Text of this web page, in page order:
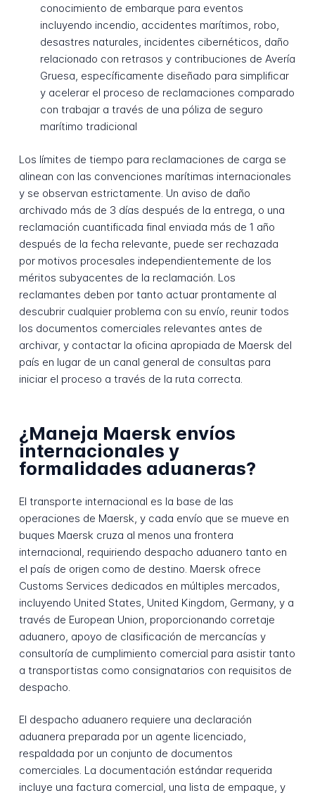
conocimiento de embarque para eventos
incluyendo incendio, accidentes marítimos, robo,
desastres naturales, incidentes cibernéticos, daño
relacionado con retrasos y contribuciones de Avería
Gruesa, específicamente diseñado para simplificar
y acelerar el proceso de reclamaciones comparado
con trabajar a través de una póliza de seguro
marítimo tradicional
Los límites de tiempo para reclamaciones de carga se
alinean con las convenciones marítimas internacionales
y se observan estrictamente. Un aviso de daño
archivado más de 3 días después de la entrega, o una
reclamación cuantificada final enviada más de 1 año
después de la fecha relevante, puede ser rechazada
por motivos procesales independientemente de los
méritos subyacentes de la reclamación. Los
reclamantes deben por tanto actuar prontamente al
descubrir cualquier problema con su envío, reunir todos
los documentos comerciales relevantes antes de
archivar, y contactar la oficina apropiada de Maersk del
país en lugar de un canal general de consultas para
iniciar el proceso a través de la ruta correcta.
¿Maneja Maersk envíos
internacionales y
formalidades aduaneras?
El transporte internacional es la base de las
operaciones de Maersk, y cada envío que se mueve en
buques Maersk cruza al menos una frontera
internacional, requiriendo despacho aduanero tanto en
el país de origen como de destino. Maersk ofrece
Customs Services dedicados en múltiples mercados,
incluyendo United States, United Kingdom, Germany, y a
través de European Union, proporcionando corretaje
aduanero, apoyo de clasificación de mercancías y
consultoría de cumplimiento comercial para asistir tanto
a transportistas como consignatarios con requisitos de
despacho.
El despacho aduanero requiere una declaración
aduanera preparada por un agente licenciado,
respaldada por un conjunto de documentos
comerciales. La documentación estándar requerida
incluye una factura comercial, una lista de empaque, y